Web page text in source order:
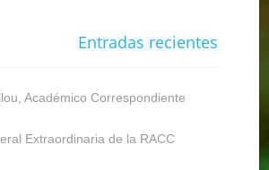
Entradas recientes
Académico Correspondiente
Extraordinaria de la RACC